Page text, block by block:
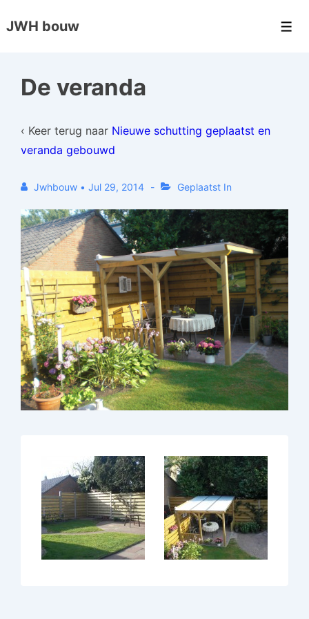
Doorgaan
JWH bouw
De veranda
‹ Keer terug naar Nieuwe schutting geplaatst en
veranda gebouwd
Jwhbouw • Jul 29, 2014 Geplaatst In